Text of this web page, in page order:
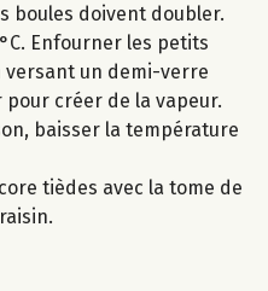
boules doivent doubler.
Enfourner les petits
versant un demi-verre
créer de la vapeur.
baisser la température
tièdes avec la tome de